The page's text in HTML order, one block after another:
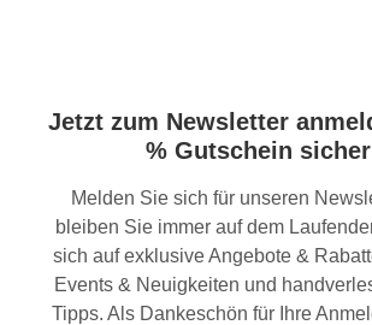
Jetzt zum Newsletter
% Gutschein
Melden Sie sich für unseren
bleiben Sie immer auf dem
sich auf exklusive Angebote &
Events & Neuigkeiten und
Tipps. Als Dankeschön für Ihre